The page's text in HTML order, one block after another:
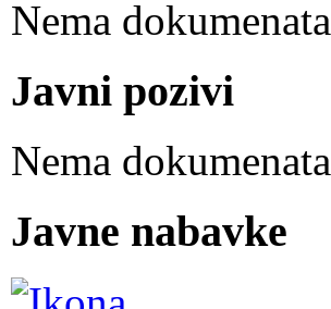
Nema dokumenata
Javni pozivi
Nema dokumenata
Javne nabavke